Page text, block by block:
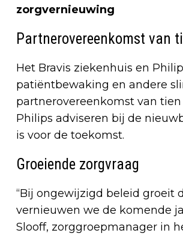
zorgvernieuwing
Partnerovereenkomst van
Het Bravis ziekenhuis en
patiëntbewaking en andere
partnerovereenkomst van
Philips adviseren bij de
is voor de toekomst.
Groeiende zorgvraag
“Bij ongewijzigd beleid groeit
vernieuwen we de komende
Slooff, zorggroepmanager in